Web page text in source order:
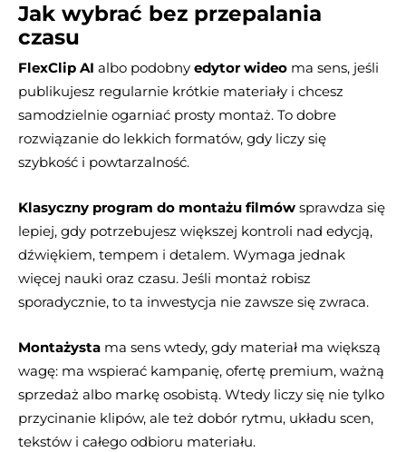
Jak wybrać bez przepalania
czasu
FlexClip AI albo podobny edytor wideo ma sens, jeśli
publikujesz regularnie krótkie materiały i chcesz
samodzielnie ogarniać prosty montaż. To dobre
rozwiązanie do lekkich formatów, gdy liczy się
szybkość i powtarzalność.
Klasyczny program do montażu filmów sprawdza się
lepiej, gdy potrzebujesz większej kontroli nad edycją,
dźwiękiem, tempem i detalem. Wymaga jednak
więcej nauki oraz czasu. Jeśli montaż robisz
sporadycznie, to ta inwestycja nie zawsze się zwraca.
Montażysta ma sens wtedy, gdy materiał ma większą
wagę: ma wspierać kampanię, ofertę premium, ważną
sprzedaż albo markę osobistą. Wtedy liczy się nie tylko
przycinanie klipów, ale też dobór rytmu, układu scen,
tekstów i całego odbioru materiału.